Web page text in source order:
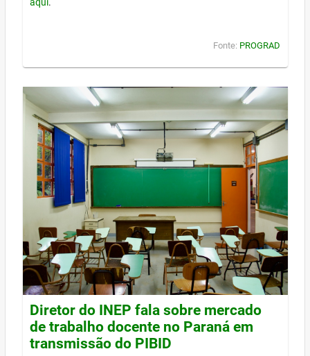
Fonte: PROGRAD
Diretor do INEP fala sobre mercado
de trabalho docente no Paraná em
transmissão do PIBID